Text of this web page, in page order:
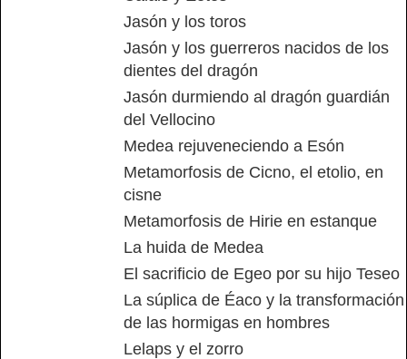
Jasón y los toros
Jasón y los guerreros nacidos de los
dientes del dragón
Jasón durmiendo al dragón guardián
del Vellocino
Medea rejuveneciendo a Esón
Metamorfosis de Cicno, el etolio, en
cisne
Metamorfosis de Hirie en estanque
La huida de Medea
El sacrificio de Egeo por su hijo Teseo
La súplica de Éaco y la transformación
de las hormigas en hombres
Lelaps y el zorro